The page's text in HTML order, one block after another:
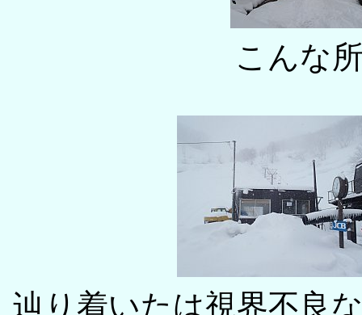
こんな
辿り着いたは視界不良